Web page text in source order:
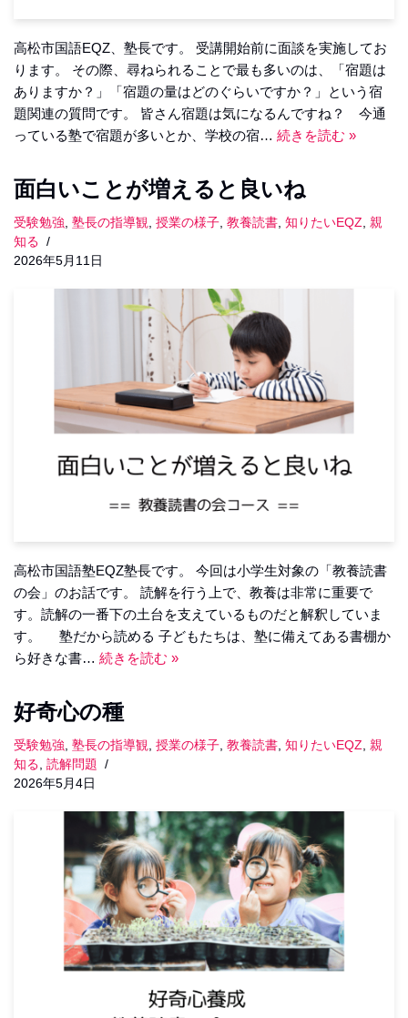
高松市国語EQZ、塾長です。 受講開始前に面談を実施してお
ります。 その際、尋ねられることで最も多いのは、「宿題は
ありますか？」「宿題の量はどのぐらいですか？」という宿
題関連の質問です。 皆さん宿題は気になるんですね？ 今通
っている塾で宿題が多いとか、学校の宿… 続きを読む »
面白いことが増えると良いね
受験勉強 塾長の指導観 授業の様子 教養読書 知りたいEQZ 親
知る
2026年5月11日
高松市国語塾EQZ塾長です。 今回は小学生対象の「教養読書
の会」のお話です。 読解を行う上で、教養は非常に重要で
す。読解の一番下の土台を支えているものだと解釈していま
す。 塾だから読める 子どもたちは、塾に備えてある書棚か
ら好きな書… 続きを読む »
好奇心の種
受験勉強, 塾長の指導観, 授業の様子, 教養読書, 知りたいEQZ, 親
知る, 読解問題
2026年5月4日